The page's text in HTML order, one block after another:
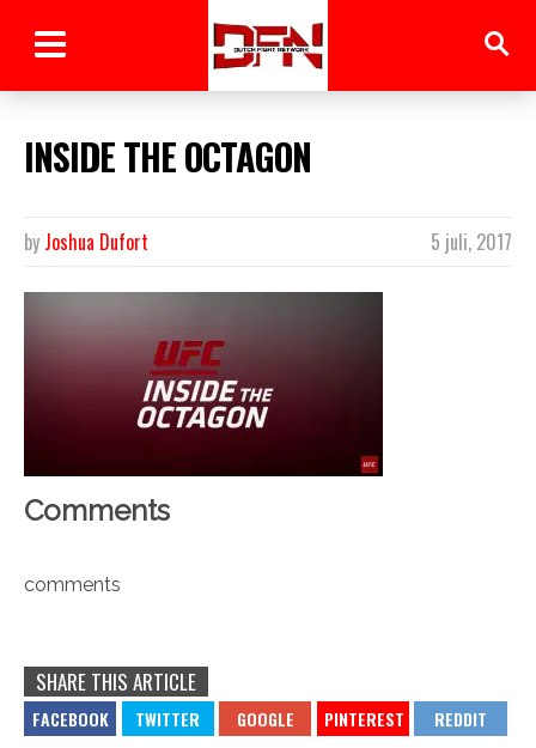
INSIDE THE OCTAGON
5 juli, 2017
by Joshua Dufort
Comments
comments
SHARE THIS ARTICLE